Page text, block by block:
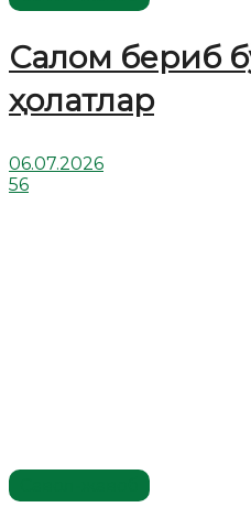
Салом бериб
ҳолатлар
06.07.2026
56